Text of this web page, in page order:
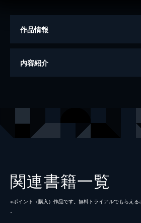
作品情報
著者
掲載誌 少年マガジンエッジ
内容紹介
関連書籍一覧
※ポイント（購⼊）作品です。無料トライアルでもらえ
。